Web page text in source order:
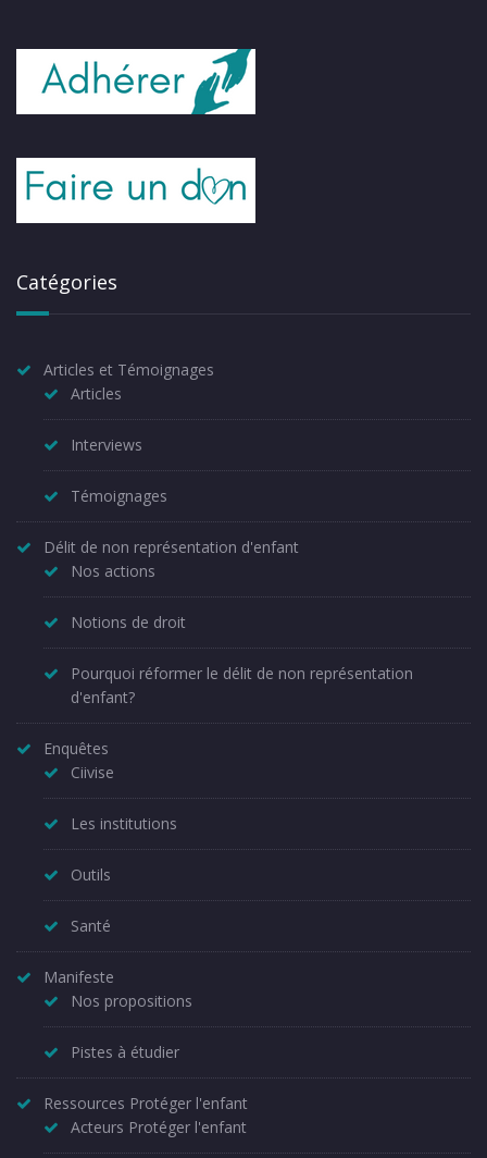
Catégories
Articles et Témoignages
Articles
Interviews
Témoignages
Délit de non représentation d'enfant
Nos actions
Notions de droit
Pourquoi réformer le délit de non représentation
d'enfant?
Enquêtes
Ciivise
Les institutions
Outils
Santé
Manifeste
Nos propositions
Pistes à étudier
Ressources Protéger l'enfant
Acteurs Protéger l'enfant